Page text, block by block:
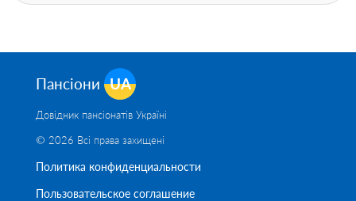
Пансіони UA
Довідник пансіонатів Україні
© 2026 Всі права захищені
Политика конфиденциальности
Пользовательское соглашение